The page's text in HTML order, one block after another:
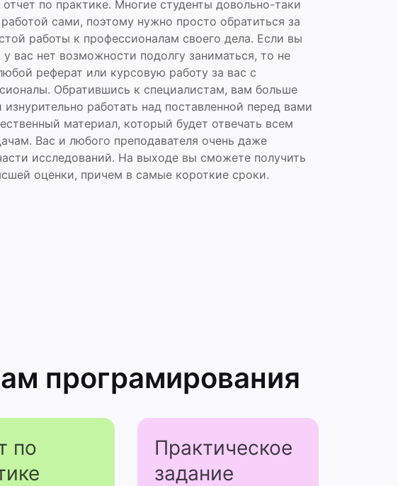
по практике. Многие студенты довольно-таки
сами, поэтому нужно просто обратиться за
работы к профессионалам своего дела. Если вы
вас нет возможности подолгу заниматься, то не
реферат или курсовую работу за вас с
Обратившись к специалистам, вам больше
работать над поставленной перед вами
материал, который будет отвечать всем
Вас и любого преподавателя очень даже
исследований. На выходе вы сможете получить
оценки, причем в самые короткие сроки.
програмиро­вания
по
Практичес­кое
задание